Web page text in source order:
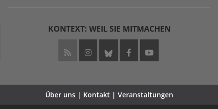
KONTEXT: WEIL SIE MITMACHEN
Über uns | Kontakt | Veranstaltungen